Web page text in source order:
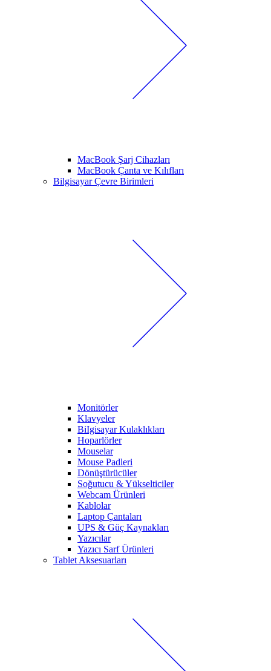
MacBook Şarj Cihazları
MacBook Çanta ve Kılıfları
Bilgisayar Çevre Birimleri
Monitörler
Klavyeler
BiIgisayar Kulaklıkları
Hoparlörler
Mouselar
Mouse Padleri
Dönüştürücüler
Soğutucu & Yükselticiler
Webcam Ürünleri
Kablolar
Laptop Çantaları
UPS & Güç Kaynakları
Yazıcılar
Yazıcı Sarf Ürünleri
Tablet Aksesuarları